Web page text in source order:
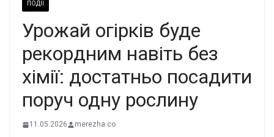
ПОДІЇ
Урожай огірків буде
рекордним навіть без
хімії: достатньо посадити
поруч одну рослину
11.05.2026 merezha.co